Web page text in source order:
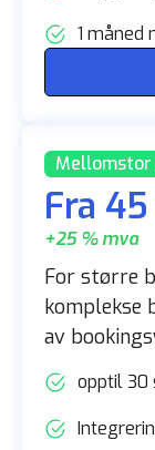
1 måned
Fra
+25 % mva
For større
komplekse
av
opptil 30